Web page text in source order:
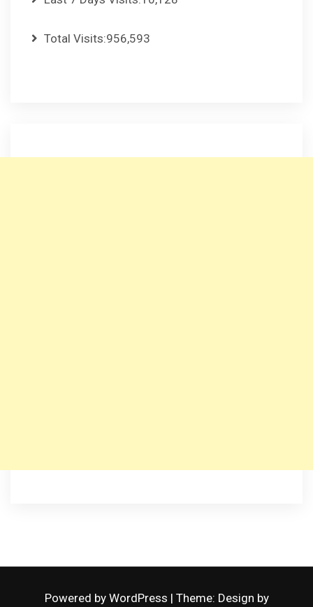
Total Visits:956,593
Powered by WordPress | Theme: Design by